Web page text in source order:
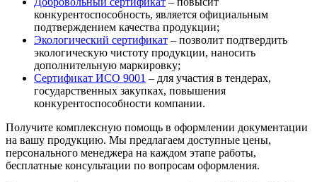
конкурентоспособность, является официальным
подтверждением качества продукции;
Экологический сертификат – позволит подтвердить
экологическую чистоту продукции, наносить
дополнительную маркировку;
Сертификат ИСО 9001 – для участия в тендерах,
государственных закупках, повышения
конкурентоспособности компании.
Получите комплексную помощь в оформлении документации
на вашу продукцию. Мы предлагаем доступные цены,
персонального менеджера на каждом этапе работы,
бесплатные консультации по вопросам оформления.